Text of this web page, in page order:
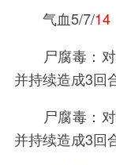
气血5/7/14
尸腐毒：对2
并持续造成3回
尸腐毒：对
并持续造成3回